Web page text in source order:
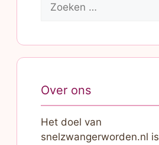
Over ons
Het doel van
snelzwangerworden.nl